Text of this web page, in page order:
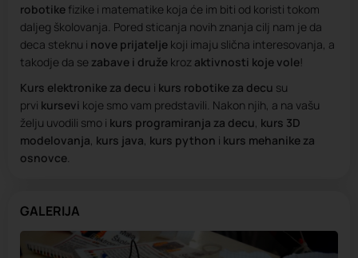
robotike fizike i matematike koja će im biti od koristi tokom
daljeg školovanja. Pored sticanja novih znanja cilj nam je da
deca steknu i nove prijatelje koji imaju slična interesovanja, a
takodje da se zabave i druže kroz aktivnosti koje vole!
Kurs elektronike za decu i kurs robotike za decu su
prvi kursevi koje smo vam predstavili. Nakon njih, a na vašu
želju uvodili smo i kurs programiranja za decu, kurs 3D
modelovanja, kurs java, kurs python i kurs mehanike za
osnovce.
GALERIJA